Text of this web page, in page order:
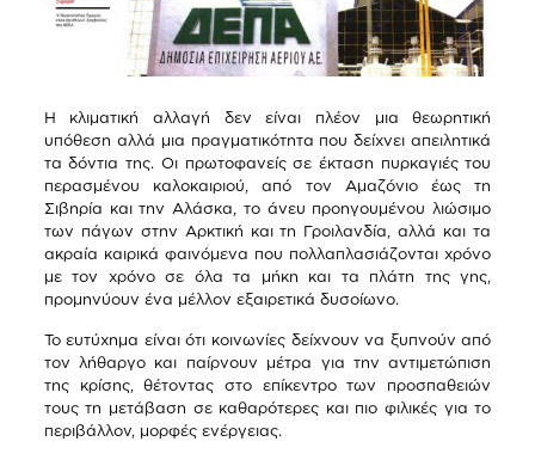
Η κλιματική αλλαγή δεν είναι πλέον μια θεωρητική
υπόθεση αλλά μια πραγματικότητα που δείχνει απειλητικά
τα δόντια της. Οι πρωτοφανείς σε έκταση πυρκαγιές του
περασμένου καλοκαιριού, από τον Αμαζόνιο έως τη
Σιβηρία και την Αλάσκα, το άνευ προηγουμένου λιώσιμο
των πάγων στην Αρκτική και τη Γροιλανδία, αλλά και τα
ακραία καιρικά φαινόμενα που πολλαπλασιάζονται χρόνο
με τον χρόνο σε όλα τα μήκη και τα πλάτη της γης,
προμηνύουν ένα μέλλον εξαιρετικά δυσοίωνο.
Το ευτύχημα είναι ότι κοινωνίες δείχνουν να ξυπνούν από
τον λήθαργο και παίρνουν μέτρα για την αντιμετώπιση
της κρίσης, θέτοντας στο επίκεντρο των προσπαθειών
τους τη μετάβαση σε καθαρότερες και πιο φιλικές για το
περιβάλλον, μορφές ενέργειας.